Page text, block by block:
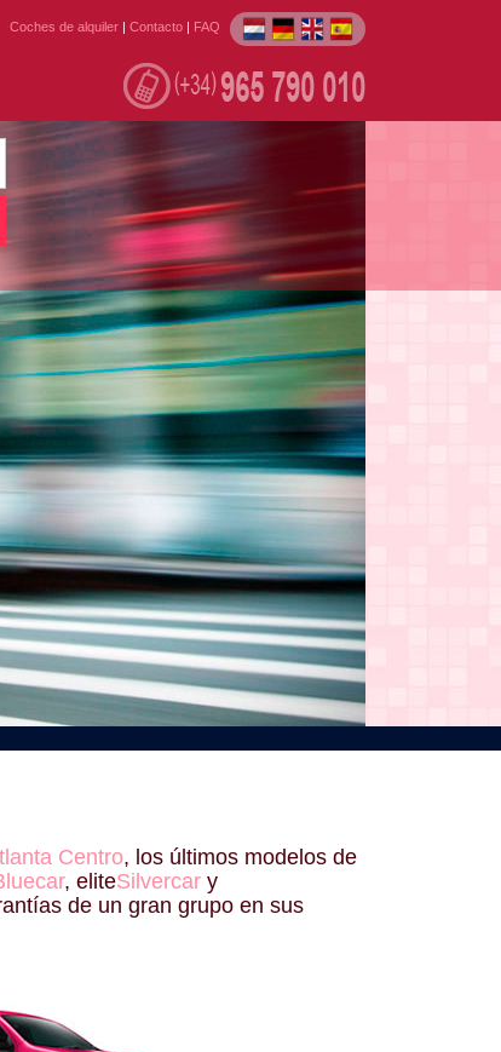
Coches de alquiler | Contacto | FAQ
Centro, los últimos modelos de
, eliteSilvercar y
de un gran grupo en sus